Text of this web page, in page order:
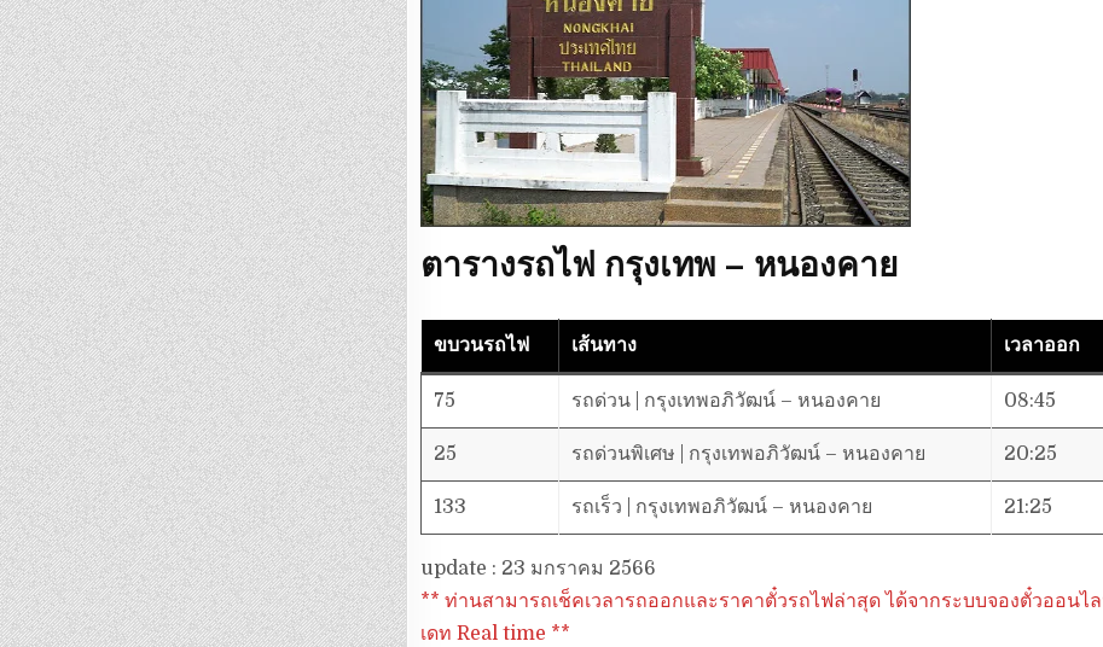
ตารางรถไฟ กรุงเทพ – หนองคาย
ขบวนรถไฟ เส้นทาง เวลาออก
75 รถด่วน | กรุงเทพอภิวัฒน์ – หนองคาย 08:45
25 รถด่วนพิเศษ | กรุงเทพอภิวัฒน์ – หนองคาย 20:25
133 รถเร็ว | กรุงเทพอภิวัฒน์ – หนองคาย 21:25
update : 23 มกราคม 2566
** ท่านสามารถเช็คเวลารถออกและราคาตั๋วรถไฟล่าสุด ได้จากระบบจองตั๋วออนไ
เดท Real time **